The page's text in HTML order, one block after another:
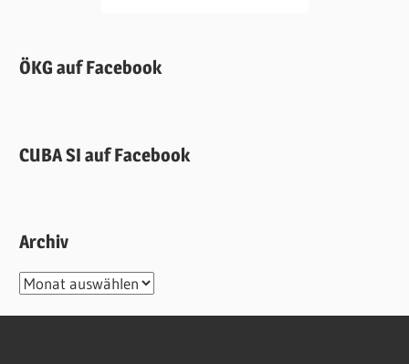
ÖKG auf Facebook
CUBA SI auf Facebook
Archiv
Archiv